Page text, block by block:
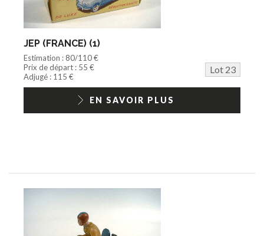
JEP (FRANCE) (1)
Estimation : 80/110 €
Prix de départ : 55 €
Lot 23
Adjugé : 115 €
EN SAVOIR PLUS